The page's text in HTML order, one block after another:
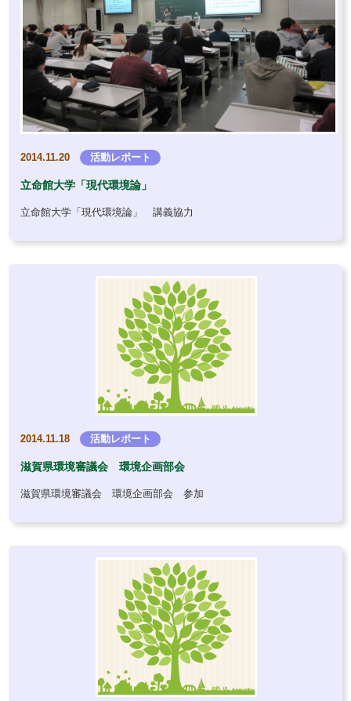
2014.11.20 活動レポート
立命館大学「現代環境論」
立命館大学「現代環境論」 講義協力
2014.11.18 活動レポート
滋賀県環境審議会 環境企画部会
滋賀県環境審議会 環境企画部会 参加